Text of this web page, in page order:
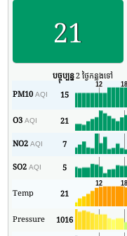
21
បច្ចុប្បន្ន2 ថ្ងៃកន្លងទៅ
PM10AQI 15
O3AQI 21
NO2AQI 7
SO2AQI 5
Temp 21
Pressure 1016